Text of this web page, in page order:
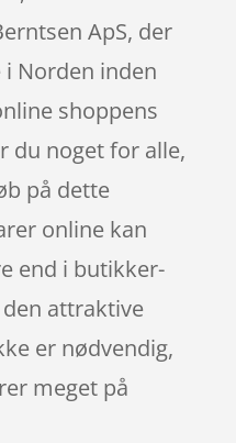
ApS, der
Norden inden
shoppens
du noget for alle,
på dette
online kan
end i butikker-
attraktive
er nødvendig,
meget på